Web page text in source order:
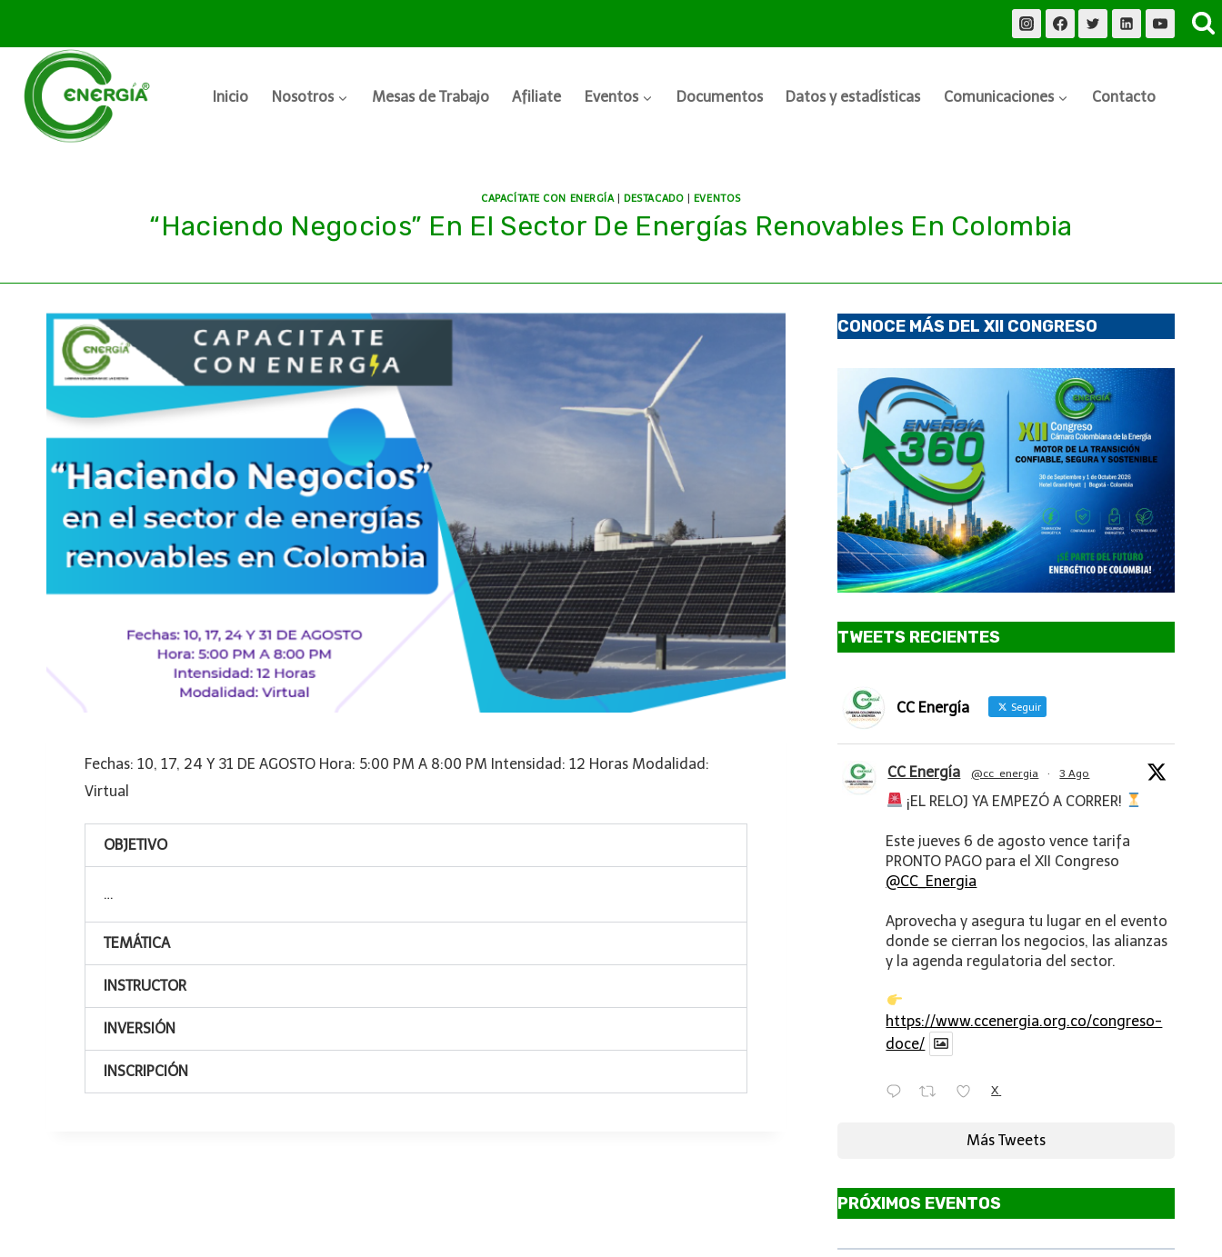
Inicio Nosotros Mesas de Trabajo Afiliate Eventos Documentos Datos y estadísticas Comunicaciones Contacto
CAPACÍTATE CON ENERGÍA |DESTACADO | EVENTOS
“Haciendo Negocios” En El Sector De Energías Renovables En Colombia
Fechas: 10, 17, 24 Y 31 DE AGOSTO Hora: 5:00 PM A 8:00 PM Intensidad: 12 Horas Modalidad:
Virtual
OBJETIVO
…
TEMÁTICA
INSTRUCTOR
INVERSIÓN
INSCRIPCIÓN
CONOCE MÁS DEL XII CONGRESO
TWEETS RECIENTES
CC Energía Seguir
CC Energía @cc_energia · 3 Ago
¡EL RELOJ YA EMPEZÓ A CORRER!
Este jueves 6 de agosto vence tarifa
PRONTO PAGO para el XII Congreso
@CC_Energia
Aprovecha y asegura tu lugar en el evento
donde se cierran los negocios, las alianzas
y la agenda regulatoria del sector.
https://www.ccenergia.org.co/congreso-
doce/
X
Más Tweets
PRÓXIMOS EVENTOS